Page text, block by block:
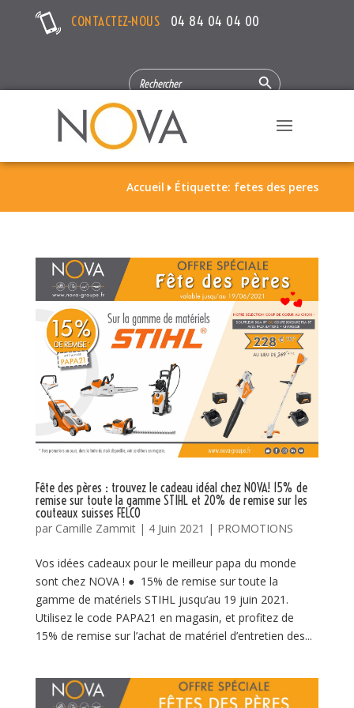
CONTACTEZ-NOUS 04 84 04 04 00
SEARCH
FOR:
Search Button
Accueil  Étiquette: fetes des peres
Fête des pères : trouvez le cadeau idéal chez NOVA! 15% de
remise sur toute la gamme STIHL et 20% de remise sur les
couteaux suisses FELCO
par Camille Zammit| 4 Juin 2021 | PROMOTIONS
Vos idées cadeaux pour le meilleur papa du monde
sont chez NOVA ! ● 15% de remise sur toute la
gamme de matériels STIHL jusqu’au 19 juin 2021.
Utilisez le code PAPA21 en magasin, et profitez de
15% de remise sur l’achat de matériel d’entretien des...